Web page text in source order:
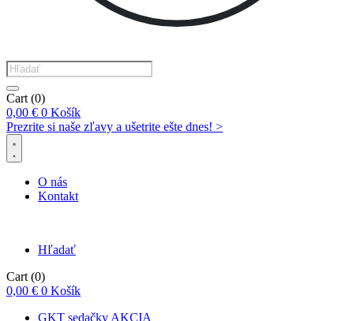
Products
search
Cart (0)
0,00 € 0 Košík
Prezrite si naše zľavy a ušetrite ešte dnes! >​
O nás
Kontakt
Hľadať
Cart (0)
0,00 € 0 Košík
GKT sedačky AKCIA